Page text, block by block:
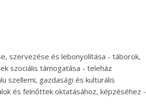
szervezése és lebonyolítása - táborok,
szociális támogatása - teleház
szellemi, gazdasági és kulturális
és felnőttek oktatásához, képzéséhez -